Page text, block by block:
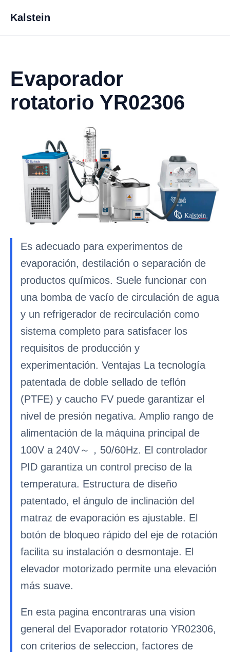
Kalstein
Evaporador
rotatorio YR02306
Es adecuado para experimentos de
evaporación, destilación o separación de
productos químicos. Suele funcionar con
una bomba de vacío de circulación de agua
y un refrigerador de recirculación como
sistema completo para satisfacer los
requisitos de producción y
experimentación. Ventajas La tecnología
patentada de doble sellado de teflón
(PTFE) y caucho FV puede garantizar el
nivel de presión negativa. Amplio rango de
alimentación de la máquina principal de
100V a 240V～，50/60Hz. El controlador
PID garantiza un control preciso de la
temperatura. Estructura de diseño
patentado, el ángulo de inclinación del
matraz de evaporación es ajustable. El
botón de bloqueo rápido del eje de rotación
facilita su instalación o desmontaje. El
elevador motorizado permite una elevación
más suave.
En esta pagina encontraras una vision
general del Evaporador rotatorio YR02306,
con criterios de seleccion, factores de